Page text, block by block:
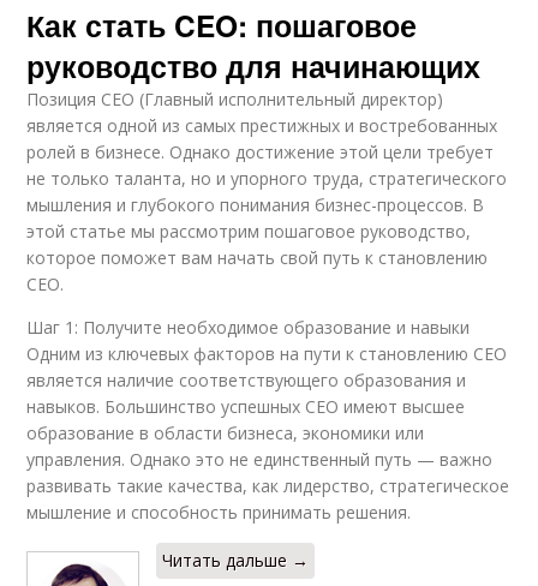
Как стать CEO: пошаговое
руководство для начинающих
Позиция CEO (Главный исполнительный директор)
является одной из самых престижных и востребованных
ролей в бизнесе. Однако достижение этой цели требует
не только таланта, но и упорного труда, стратегического
мышления и глубокого понимания бизнес-процессов. В
этой статье мы рассмотрим пошаговое руководство,
которое поможет вам начать свой путь к становлению
CEO.
Шаг 1: Получите необходимое образование и навыки
Одним из ключевых факторов на пути к становлению CEO
является наличие соответствующего образования и
навыков. Большинство успешных CEO имеют высшее
образование в области бизнеса, экономики или
управления. Однако это не единственный путь — важно
развивать такие качества, как лидерство, стратегическое
мышление и способность принимать решения.
Читать дальше →